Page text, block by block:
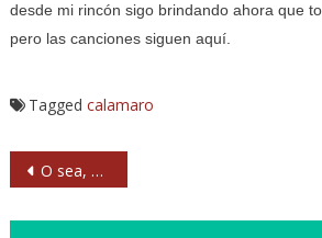
desde mi rincón sigo brindando ahora que
pero las canciones siguen aquí.
Tagged calamaro
Navegación
O sea, ¿que Queen son los nuevos Doors?